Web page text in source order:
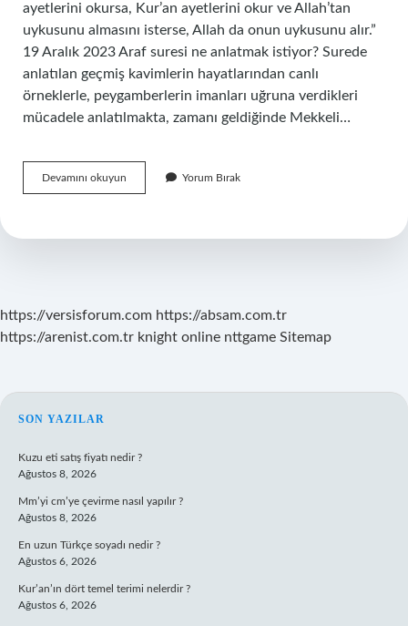
ayetlerini okursa, Kur’an ayetlerini okur ve Allah’tan
uykusunu almasını isterse, Allah da onun uykusunu alır.”
19 Aralık 2023 Araf suresi ne anlatmak istiyor? Surede
anlatılan geçmiş kavimlerin hayatlarından canlı
örneklerle, peygamberlerin imanları uğruna verdikleri
mücadele anlatılmakta, zamanı geldiğinde Mekkeli…
Devamını okuyun
Suresi
Göre
Yorum Bırak
https://versisforum.com https://absam.com.tr
https://arenist.com.tr knight online nttgame Sitemap
SIDEBAR
SON YAZILAR
Kuzu eti satış fiyatı nedir ?
Ağustos 8, 2026
Mm’yi cm’ye çevirme nasıl yapılır ?
Ağustos 8, 2026
En uzun Türkçe soyadı nedir ?
Ağustos 6, 2026
Kur’an’ın dört temel terimi nelerdir ?
Ağustos 6, 2026